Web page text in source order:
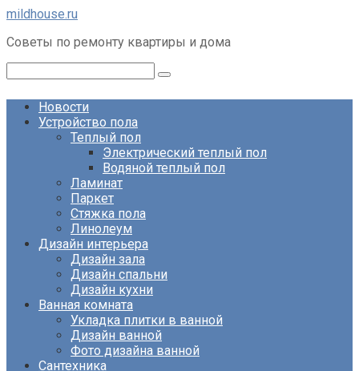
Перейти
контенту
mildhouse.ru
Советы по ремонту квартиры и дома
Новости
Устройство пола
Теплый пол
Электрический теплый пол
Водяной теплый пол
Ламинат
Паркет
Стяжка пола
Линолеум
Дизайн интерьера
Дизайн зала
Дизайн спальни
Дизайн кухни
Ванная комната
Укладка плитки в ванной
Дизайн ванной
Фото дизайна ванной
Сантехника